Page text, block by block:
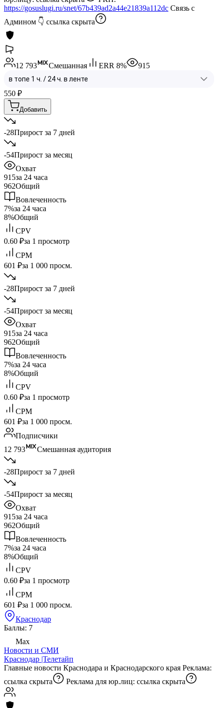
https://gosuslugi.ru/snet/67b439ad2a44e21839a112dc Связь с
Админом 👇 ссылка скрыта
12 793 Смешанная ERR 8% 915
550 ₽
Добавить
-28Прирост за 7 дней
-54Прирост за месяц
Охват
915за 24 часа
962Общий
Вовлеченность
7%за 24 часа
8%Общий
CPV
0.60 ₽за 1 просмотр
CPM
601 ₽за 1 000 просм.
-28Прирост за 7 дней
-54Прирост за месяц
Охват
915за 24 часа
962Общий
Вовлеченность
7%за 24 часа
8%Общий
CPV
0.60 ₽за 1 просмотр
CPM
601 ₽за 1 000 просм.
Подписчики
12 793
Смешанная аудитория
-28Прирост за 7 дней
-54Прирост за месяц
Охват
915за 24 часа
962Общий
Вовлеченность
7%за 24 часа
8%Общий
CPV
0.60 ₽за 1 просмотр
CPM
601 ₽за 1 000 просм.
Краснодар
Баллы: 7
Max
Новости и СМИ
Краснодар |Телетайп
Главные новости Краснодара и Краснодарского края Реклама:
ссылка скрыта
Реклама для юр.лиц: ссылка скрыта